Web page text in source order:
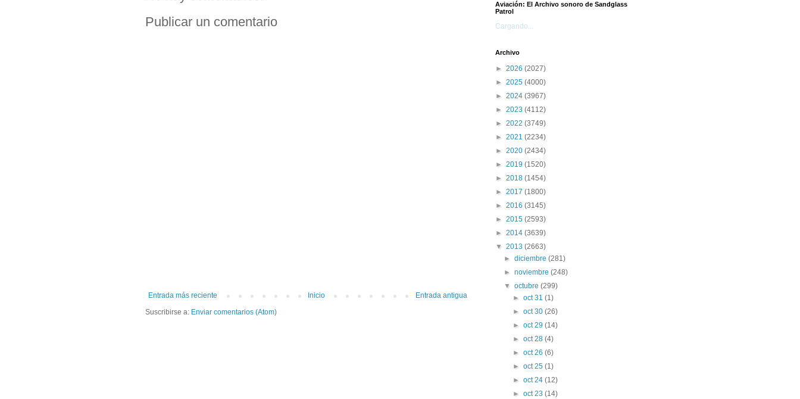
Publicar un comentario
Entrada más reciente Entrada antigua
Inicio
Suscribirse a: Enviar comentarios (Atom)
Aviación: El Archivo sonoro de Sandglass
Patrol
Cargando...
Archivo
► 2026 (2027)
► 2025 (4000)
► 2024 (3967)
► 2023 (4112)
► 2022 (3749)
► 2021 (2234)
► 2020 (2434)
► 2019 (1520)
► 2018 (1454)
► 2017 (1800)
► 2016 (3145)
► 2015 (2593)
► 2014 (3639)
▼ 2013 (2663)
►diciembre(281)
►noviembre(248)
▼octubre(299)
► oct 31 (1)
► oct 30 (26)
► oct 29 (14)
► oct 28 (4)
► oct 26 (6)
► oct 25 (1)
► oct 24 (12)
► oct 23 (14)